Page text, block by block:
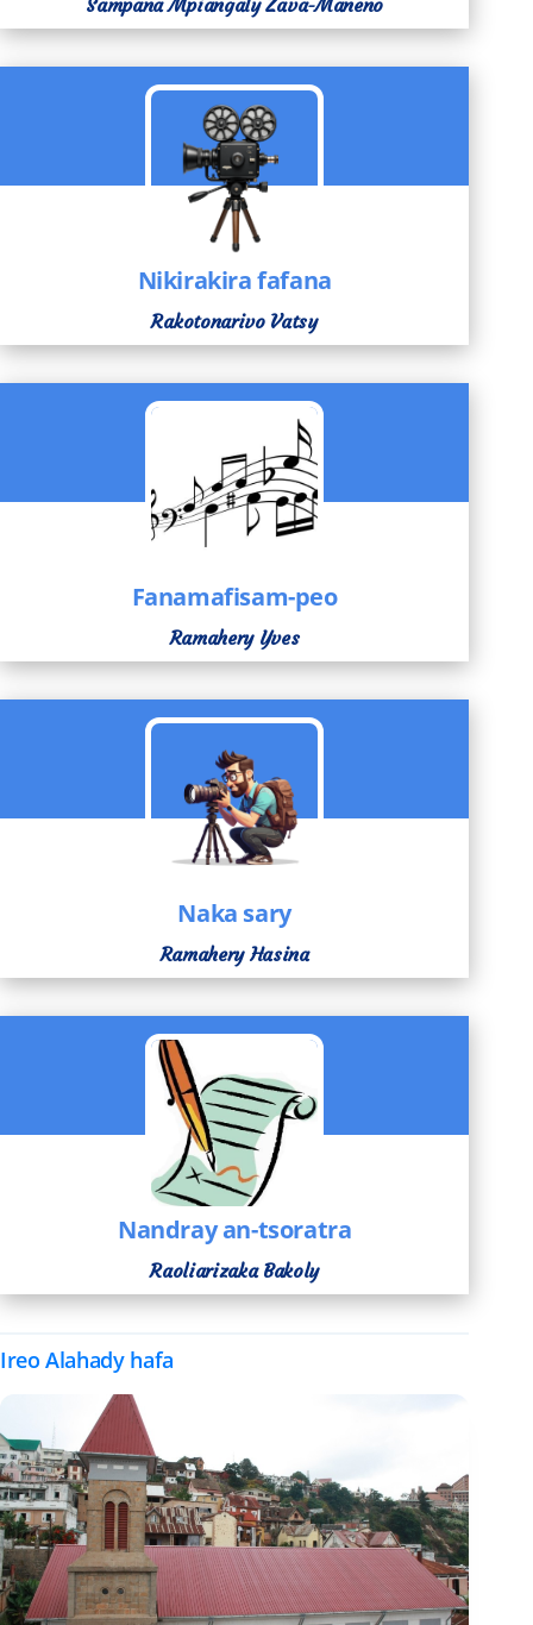
Nikirakira fafana
Rakotonarivo Vatsy
Fanamafisam-peo
Ramahery Yves
Naka sary
Ramahery Hasina
Nandray an-tsoratra
Raoliarizaka Bakoly
Ireo Alahady hafa